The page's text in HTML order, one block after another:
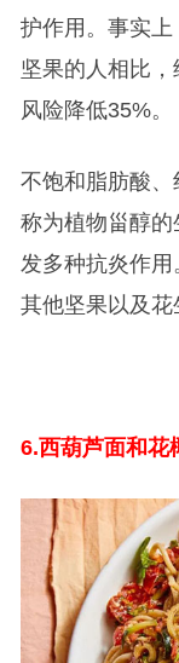
护作用。事实
坚果的人相比
风险降低35%。
不饱和脂肪酸
称为植物甾醇的
发多种抗炎作
其他坚果以及花
6.西葫芦面和花